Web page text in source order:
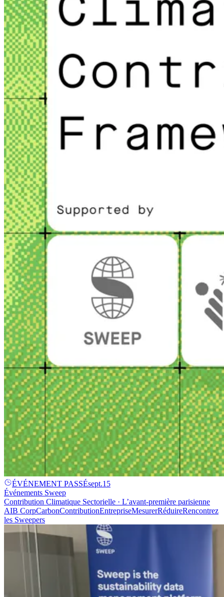
ÉVÉNEMENT PASSÉsept.15
Événements Sweep
Contribution Climatique Sectorielle · L’avant-première parisienne
AIB CorpCarbonContributionEntrepriseMesurerRéduireRencontrez
les Sweepers